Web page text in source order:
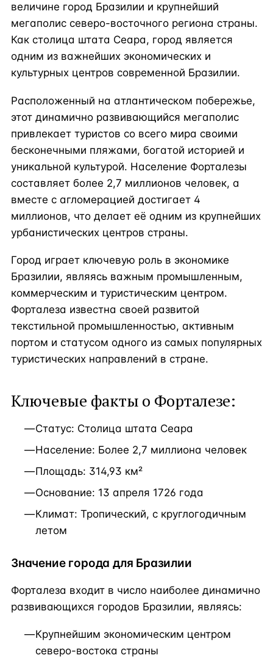
величине город Бразилии и крупнейший
мегаполис северо-восточного региона страны.
Как столица штата Сеара, город является
одним из важнейших экономических и
культурных центров современной Бразилии.
Расположенный на атлантическом побережье,
этот динамично развивающийся мегаполис
привлекает туристов со всего мира своими
бесконечными пляжами, богатой историей и
уникальной культурой. Население Форталезы
составляет более 2,7 миллионов человек, а
вместе с агломерацией достигает 4
миллионов, что делает её одним из крупнейших
урбанистических центров страны.
Город играет ключевую роль в экономике
Бразилии, являясь важным промышленным,
коммерческим и туристическим центром.
Форталеза известна своей развитой
текстильной промышленностью, активным
портом и статусом одного из самых популярных
туристических направлений в стране.
Ключевые факты о Форталезе:
Статус: Столица штата Сеара
Население: Более 2,7 миллиона человек
Площадь: 314,93 км²
Основание: 13 апреля 1726 года
Климат: Тропический, с круглогодичным
летом
Значение города для Бразилии
Форталеза входит в число наиболее динамично
развивающихся городов Бразилии, являясь:
Крупнейшим экономическим центром
северо-востока страны